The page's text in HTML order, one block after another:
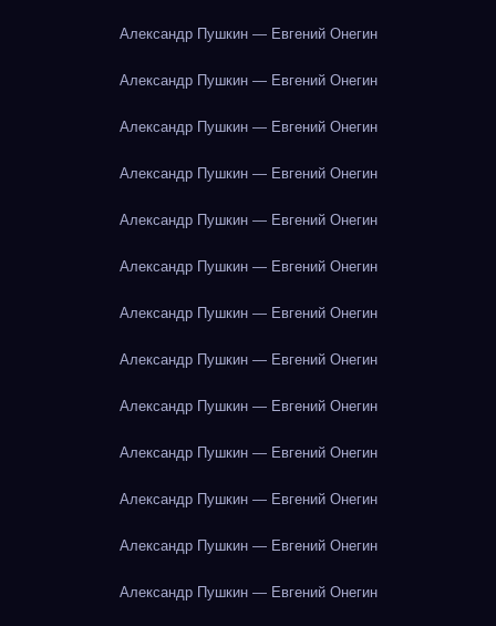
Александр Пушкин — Евгений Онегин
Александр Пушкин — Евгений Онегин
Александр Пушкин — Евгений Онегин
Александр Пушкин — Евгений Онегин
Александр Пушкин — Евгений Онегин
Александр Пушкин — Евгений Онегин
Александр Пушкин — Евгений Онегин
Александр Пушкин — Евгений Онегин
Александр Пушкин — Евгений Онегин
Александр Пушкин — Евгений Онегин
Александр Пушкин — Евгений Онегин
Александр Пушкин — Евгений Онегин
Александр Пушкин — Евгений Онегин